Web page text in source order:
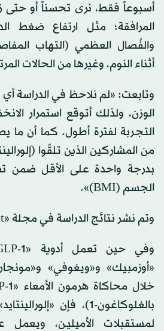
أسبوعاً فقط، نرى تحسناً أو حتى
المرافقة؛ مثل ارتفاع ضغط
والفُصال العظمي (التهاب
أثناء النوم، وغيرها من الحالات
وتابعت: «لم نلاحظ في الدراسة
الوزن، ولذلك أتوقع استمرار
من المشاركين الذين تلقّوا
بدرجة واحدة على الأقل ضمن
الجسم (BMI)».
وتم نشر نتائج الدراسة في مجلة «The Lancet».
«أوزمبيك» و«ويغوفي»
بالغلوكاغون-1)، فإن
لمستقبلات الأميليـن،